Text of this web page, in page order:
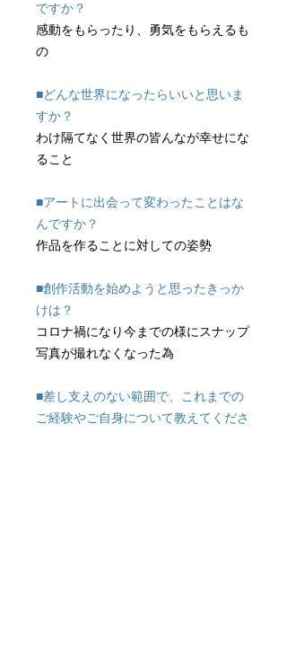
ですか？
感動をもらったり、勇気をもらえるも
の
■どんな世界になったらいいと思いま
すか？
わけ隔てなく世界の皆んなが幸せにな
ること
■アートに出会って変わったことはな
んですか？
作品を作ることに対しての姿勢
■創作活動を始めようと思ったきっか
けは？
コロナ禍になり今までの様にスナップ
写真が撮れなくなった為
■差し支えのない範囲で、これまでの
ご経験やご自身について教えてくださ